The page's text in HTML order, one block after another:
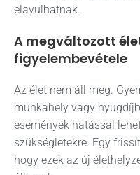
elavulhatnak.
A megváltozott
figyelembevétele
Az élet nem áll meg.
munkahely vagy
események hatással
szükségletekre. Egy
hogy ezek az új